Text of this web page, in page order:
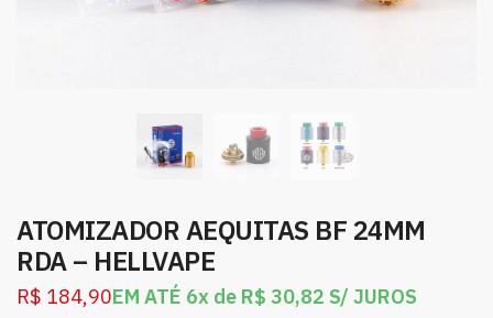
ATOMIZADOR AEQUITAS BF 24MM
RDA – HELLVAPE
R$ 184,90EM ATÉ 6x de R$ 30,82 S/ JUROS